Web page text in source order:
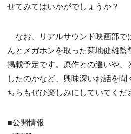
せてみてはいかがでしょうか？
なお、リアルサウンド映画部で
んとメガホンを取った菊地健雄
掲載予定です。原作との違いや
したのかなど、興味深いお話を
ちらもぜひ楽しみにしていてくだ
■公開情報